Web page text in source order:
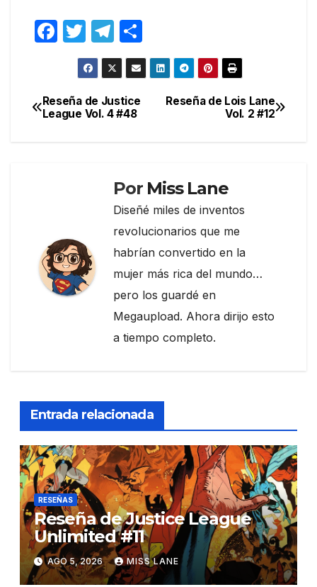
F
e
b
T
w
itt
er
T
el
e
gr
a
o
m
Navegación
Reseña de Lois Lane
Vol. 2 #12
Reseña de Justice
League Vol. 4 #48
Por Miss Lane
Diseñé miles de inventos
revolucionarios que me
habrían convertido en la
mujer más rica del mundo…
pero los guardé en
Megaupload. Ahora dirijo esto
a tiempo completo.
Entrada relacionada
RESEÑAS
Reseña de Justice League
Unlimited #11
AGO 5, 2026 MISS LANE